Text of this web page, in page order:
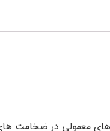
معمولی در ضخامت